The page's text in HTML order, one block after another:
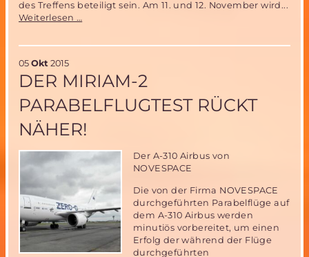
des Treffens beteiligt sein. Am 11. und 12. November wird...
Weiterlesen …
11.
15.
2015
Neubrandenburg
(Aktualisierung)
05 Okt 2015
DER MIRIAM-2
PARABELFLUGTEST RÜCKT
NÄHER!
Der A-310 Airbus von
NOVESPACE
Die von der Firma NOVESPACE
durchgeführten Parabelflüge auf
dem A-310 Airbus werden
minutiös vorbereitet, um einen
Erfolg der während der Flüge
durchgeführten